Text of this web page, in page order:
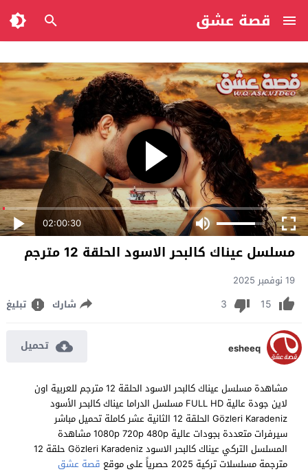
قصة عشق
02:00:30
مسلسل عيناك كالبحر الاسود الحلقة 12 مترجم
19 نوفمبر 2025
15
3 شارك تبليغ
esheeq تحميل
مشاهدة مسلسل عيناك كالبحر الاسود الحلقة 12 مترجم للعربية اون
لاين جودة عالية FULL HD مسلسل الدراما عيناك كالبحر الأسود
Gözleri Karadeniz الحلقة 12 الثانية عشر كاملة تحميل مباشر
سيرفرات متعددة بجودات عالية 1080p 720p 480p مشاهدة
المسلسل التركي عيناك كالبحر الاسود Gözleri Karadeniz حلقة 12
مترجمة مسلسلات تركية 2025 حصرياً على موقع
قصة عشق